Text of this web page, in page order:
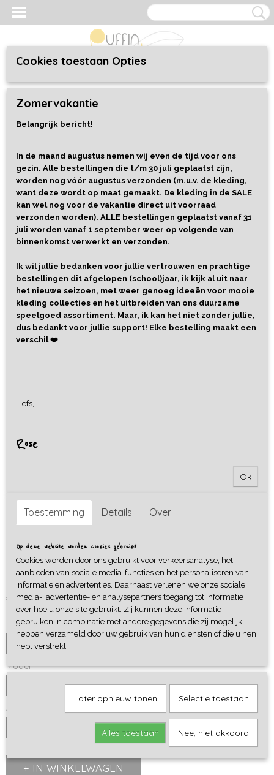
Popcorn
Sweater Popcorn
€ 29,95
Maat
Model
Aantal
IN WINKELWAGEN
Cookies toestaan Opties
Zomervakantie
Belangrijk bericht!
In de maand augustus nemen wij even de tijd voor ons
gezin. Alle bestellingen die t/m 30 juli geplaatst zijn,
worden nog vóór augustus verzonden (m.u.v. de kleding,
want deze wordt op maat gemaakt. De kleding in de SALE
kan wel nog voor de vakantie direct uit voorraad
verzonden worden). ALLE bestellingen geplaatst vanaf 31
juli worden vanaf 1 september weer op volgende van
binnenkomst verwerkt en verzonden.
Ik wil jullie bedanken voor jullie vertrouwen en prachtige
bestellingen dit afgelopen (school)jaar, ik kijk al uit naar
het nieuwe seizoen, met weer genoeg ideeën voor mooie
kleding collecties en het uitbreiden van ons duurzame
speelgoed assortiment. Maar, ik kan het niet zonder jullie,
dus bedankt voor jullie support! Elke bestelling maakt een
verschil ❤️
Liefs,
Rose
Ok
Toestemming Details Over
Op deze website worden cookies gebruikt
Cookies worden door ons gebruikt voor verkeersanalyse, het
aanbieden van sociale media-functies en het personaliseren van
informatie en advertenties. Daarnaast verlenen we onze sociale
media-, advertentie- en analysepartners toegang tot informatie
over hoe u onze site gebruikt. Zij kunnen deze informatie
gebruiken in combinatie met andere gegevens die zij mogelijk
hebben verzameld door uw gebruik van hun diensten of die u hen
hebt verstrekt.
Later opnieuw tonen Selectie toestaan
Alles toestaan Nee, niet akkoord